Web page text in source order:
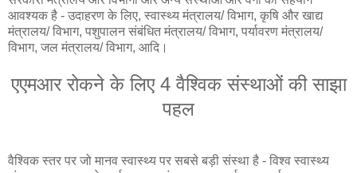
आवश्यक है - उदाहरण के लिए, स्वास्थ्य मंत्रालय/ विभाग, कृषि और खाद्य
मंत्रालय/ विभाग, पशुपालन संबंधित मंत्रालय/ विभाग, पर्यावरण मंत्रालय/
विभाग, जल मंत्रालय/ विभाग, आदि।
एएमआर रोकने के लिए 4 वैश्विक संस्थाओं की साझा
पहल
वैश्विक स्तर पर जो मानव स्वास्थ्य पर सबसे बड़ी संस्था है - विश्व स्वास्थ्य